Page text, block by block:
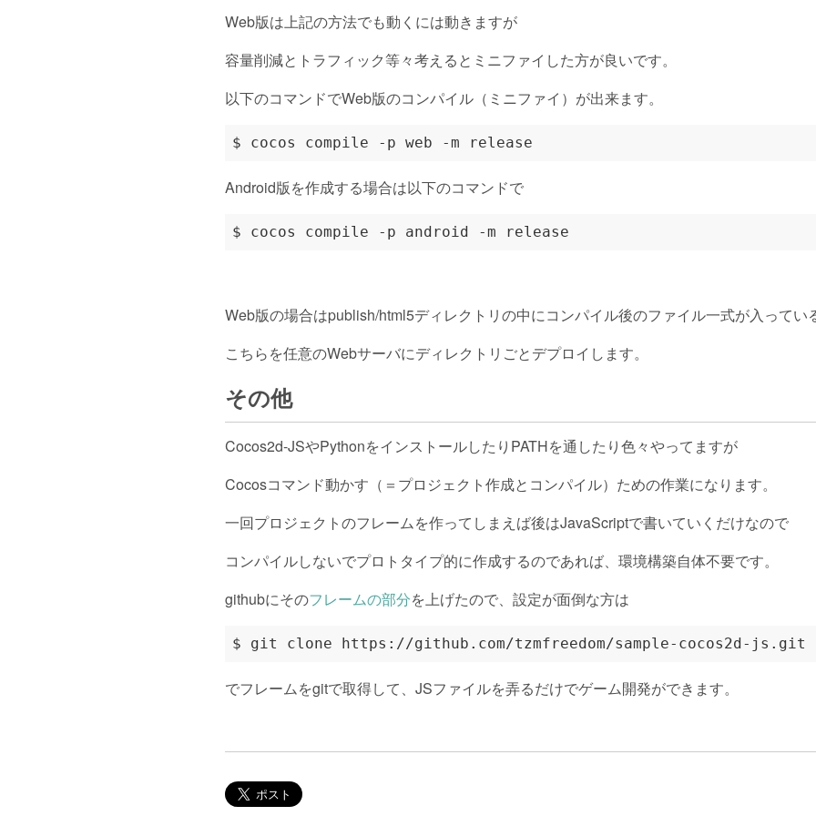
Web版は上記の方法でも動くには動きますが
容量削減とトラフィック等々考えるとミニファイした方が良いです。
以下のコマンドでWeb版のコンパイル（ミニファイ）が出来ます。
Android版を作成する場合は以下のコマンドで
Web版の場合はpublish/html5ディレクトリの中にコンパイル後のファイル一式が入ってい
こちらを任意のWebサーバにディレクトリごとデプロイします。
その他
Cocos2d-JSやPythonをインストールしたりPATHを通したり色々やってますが
Cocosコマンド動かす（＝プロジェクト作成とコンパイル）ための作業になります。
一回プロジェクトのフレームを作ってしまえば後はJavaScriptで書いていくだけなので
コンパイルしないでプロトタイプ的に作成するのであれば、環境構築自体不要です。
githubにそのフレームの部分を上げたので、設定が面倒な方は
でフレームをgitで取得して、JSファイルを弄るだけでゲーム開発ができます。